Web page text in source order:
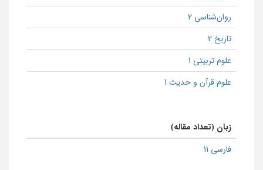
روان‌شناسی 2
تاریخ 2
علوم تربیتی 1
علوم قرآن و حدیث 1
زبان (تعداد مقاله)
فارسی 11